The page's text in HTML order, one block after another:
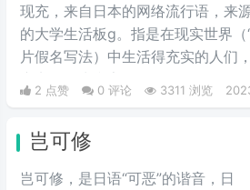
现充，来自日本的网络流行语，来
的大学生活板g。​指是在现实世界
片假名写法）中生活得充实的人们
充实的人生赢家”。但是在如今的用
据是一个人是否有男/女朋友。是许
2 点赞 0 评论 3311 浏览
岂可修
岂可修，是日语“可恶”的谐音，日